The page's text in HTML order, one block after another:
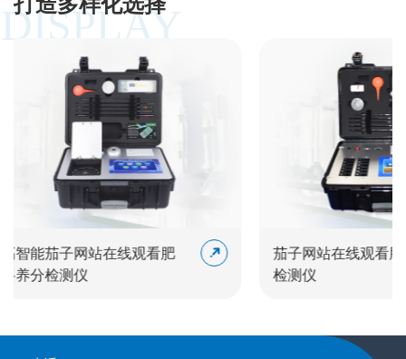
DISPLAY
网站在线观看肥
仪
茄子网站在线观看肥料养分